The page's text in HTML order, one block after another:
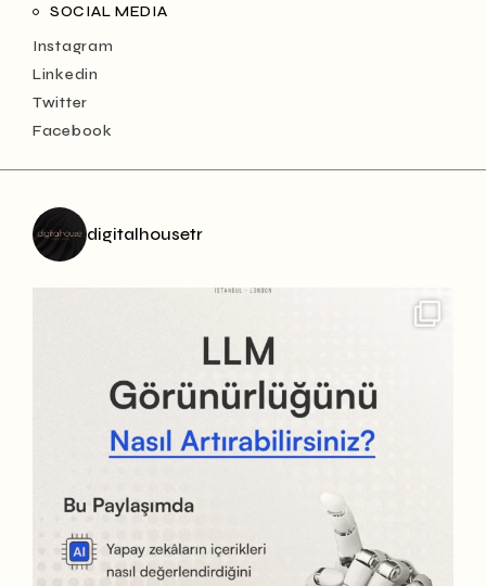
SOCIAL MEDIA
Instagram
Linkedin
Twitter
Facebook
digitalhousetr